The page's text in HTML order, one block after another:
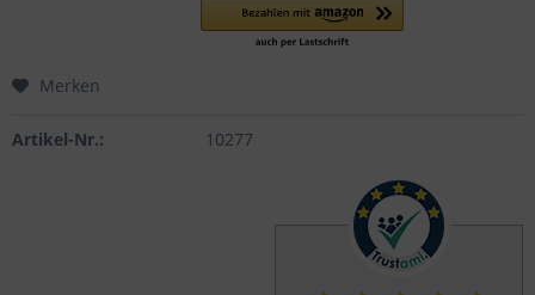
Merken
Artikel-Nr.: 10277